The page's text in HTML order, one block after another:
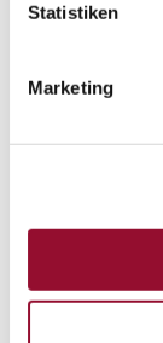
Statistiken
Marketing
Presse